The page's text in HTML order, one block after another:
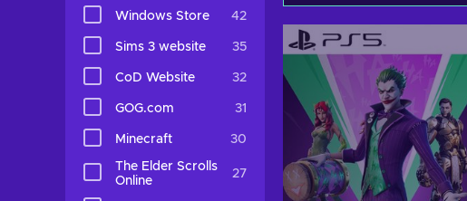
Windows Store 42
Sims 3 website 35
CoD Website 32
GOG.com 31
Minecraft 30
The Elder Scrolls
Online
27
Sepete ekle
Teklifleri görüntüle